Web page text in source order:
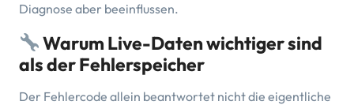
Diagnose aber beeinflussen.
Warum Live-Daten wichtiger sind
als der Fehlerspeicher
Der Fehlercode allein beantwortet nicht die eigentliche